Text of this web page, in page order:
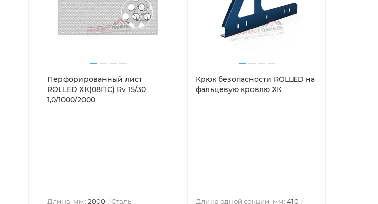
Перфорированный лист
ROLLED ХК(08ПС) Rv 15/30
1,0/1000/2000
Длина, мм: 2000
Сталь:
Крюк безопасности ROLLED на
фальцевую кровлю ХК
Длина одной секции, мм: 410